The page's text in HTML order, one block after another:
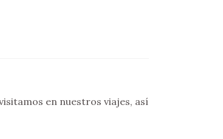
en nuestros viajes, así